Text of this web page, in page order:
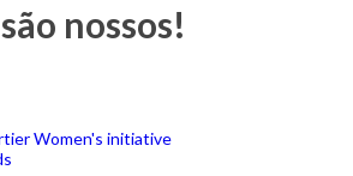
são nossos!